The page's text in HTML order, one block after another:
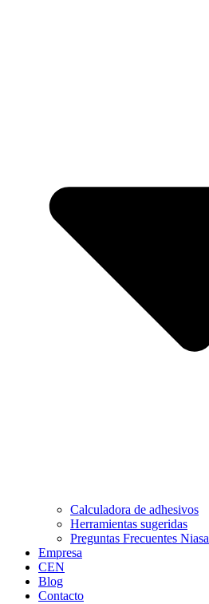
Calculadora de adhesivos
Herramientas sugeridas
Preguntas Frecuentes Niasa
Empresa
CEN
Blog
Contacto